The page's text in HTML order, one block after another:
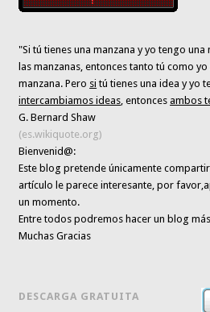
"Si tú tienes una manzana y yo tengo
las manzanas, entonces tanto tú como
manzana. Pero si tú tienes una idea y yo
intercambiamos ideas , entoncesambos
G. Bernard Shaw
(es.wikiquote.org)
Bienvenid@:
Este blog pretende únicamente
artículo le parece interesante,por
un momento.
Entre todos podremos hacer un blog
Muchas Gracias
DESCARGA GRATUITA